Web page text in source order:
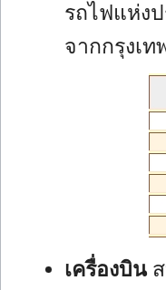
รถไฟแห่ง
จากกรุงเท
เครื่องบิน